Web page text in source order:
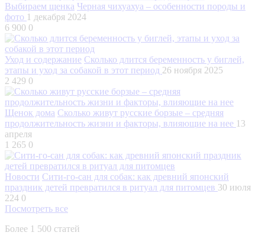
Выбираем щенка Черная чихуахуа – особенности породы и
фото 1 декабря 2024
6 900 0
Уход и содержание Сколько длится беременность у биглей,
этапы и уход за собакой в этот период 26 ноября 2025
2 429 0
Щенок дома Сколько живут русские борзые – средняя
продолжительность жизни и факторы, влияющие на нее 13
апреля
1 265 0
Новости Сити-го-сан для собак: как древний японский
праздник детей превратился в ритуал для питомцев 30 июля
224 0
Посмотреть все
Более 1 500 статей